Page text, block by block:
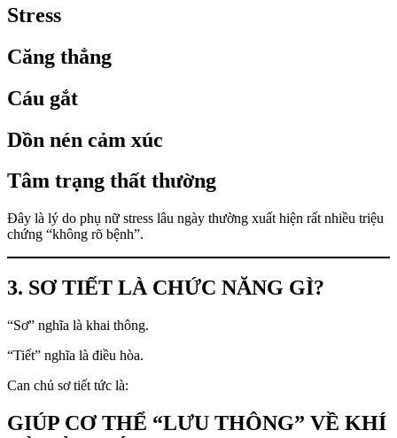
Stress
Căng thẳng
Cáu gắt
Dồn nén cảm xúc
Tâm trạng thất thường
Đây là lý do phụ nữ stress lâu ngày thường xuất hiện rất nhiều triệu
chứng “không rõ bệnh”.
3. SƠ TIẾT LÀ CHỨC NĂNG GÌ?
“Sơ” nghĩa là khai thông.
“Tiết” nghĩa là điều hòa.
Can chủ sơ tiết tức là:
GIÚP CƠ THỂ “LƯU THÔNG” VỀ KHÍ